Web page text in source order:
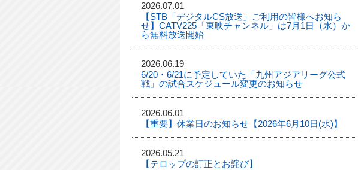
2026.07.01
【STB「デジタルCS放送」ご利用の皆様へお知ら
せ】CATV225「東映チャンネル」は7月1日（水）か
ら無料放送開始
2026.06.19
6/20・6/21に予定していた「九州アジアリーグ公式
戦」の試合スケジュール変更のお知らせ
2026.06.01
【重要】休業日のお知らせ【2026年6月10日(水)】
2026.05.21
【テロップの訂正とお詫び】